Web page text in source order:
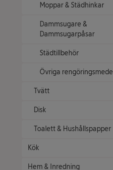
Moppar & Städhinkar
Dammsugare &
Dammsugarpåsar
Städtillbehör
Övriga rengöringsmedel
Tvätt
Disk
Toalett & Hushållspapper
Kök
Hem & Inredning